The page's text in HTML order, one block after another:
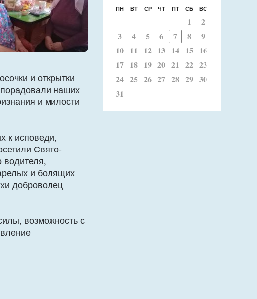
и открытки
наших
и милости
к исповеди,
Свято-
водителя,
и болящих
доброволец
возможность с
ПН ВТ СР ЧТ ПТ СБ ВС
1
2
3
4 5 6 7 8
9
10 11 12 13 14 15 16
17 18 19 20 21 22 23
24 25 26 27 28 29 30
31